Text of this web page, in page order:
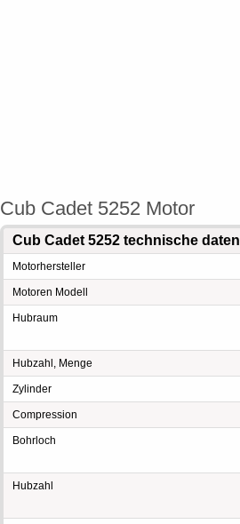
Cub Cadet 5252 Motor
Cub Cadet 5252 technische daten
Motorhersteller
Motoren Modell
Hubraum
Hubzahl, Menge
Zylinder
Compression
Bohrloch
Hubzahl